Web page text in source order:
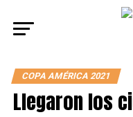
COPA AMÉRICA 2021
Llegaron los